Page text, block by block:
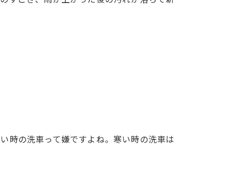
時の洗車って嫌ですよね。寒い時の洗車は